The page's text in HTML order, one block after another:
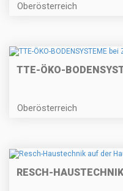
Oberösterreich
TTE-ÖKO-
Oberösterreich
RESCH-